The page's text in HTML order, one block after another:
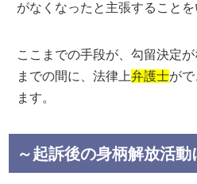
がなくなったと主張することを
ここまでの手段が、勾留決定
までの間に、法律上弁護士が
ます。
～起訴後の身柄解放活動